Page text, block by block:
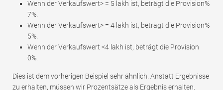
Wenn der Verkaufswert> = 5 lakh ist, beträgt die Provision%
7%.
Wenn der Verkaufswert> = 4 lakh ist, beträgt die Provision%
5%.
Wenn der Verkaufswert <4 lakh ist, beträgt die Provision
0%.
Dies ist dem vorherigen Beispiel sehr ähnlich. Anstatt Ergebnisse
zu erhalten, müssen wir Prozentsätze als Ergebnis erhalten.